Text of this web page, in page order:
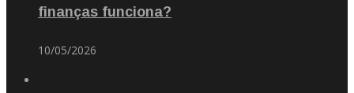
finanças funciona?
10/05/2026